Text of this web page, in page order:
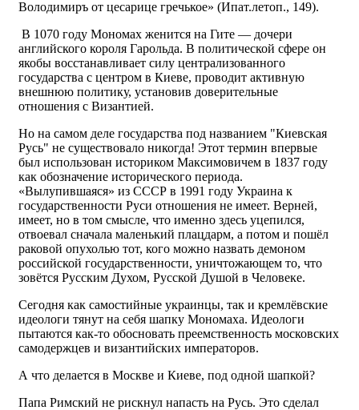
Володимиръ от цесарице гречькое» (Ипат.летоп., 149).
В 1070 году Мономах женится на Гите — дочери
английского короля Гарольда. В политической сфере он
якобы восстанавливает силу централизованного
государства с центром в Киеве, проводит активную
внешнюю политику, установив доверительные
отношения с Византией.
Но на самом деле государства под названием "Киевская
Русь" не существовало никогда! Этот термин впервые
был использован историком Максимовичем в 1837 году
как обозначение исторического периода.
«Вылупившаяся» из СССР в 1991 году Украина к
государственности Руси отношения не имеет. Верней,
имеет, но в том смысле, что именно здесь уцепился,
отвоевал сначала маленький плацдарм, а потом и пошёл
раковой опухолью тот, кого можно назвать демоном
российской государственности, уничтожающем то, что
зовётся Русским Духом, Русской Душой в Человеке.
Сегодня как самостийные украинцы, так и кремлёвские
идеологи тянут на себя шапку Мономаха. Идеологи
пытаются как-то обосновать преемственность московских
самодержцев и византийских императоров.
А что делается в Москве и Киеве, под одной шапкой?
Папа Римский не рискнул напасть на Русь. Это сделал